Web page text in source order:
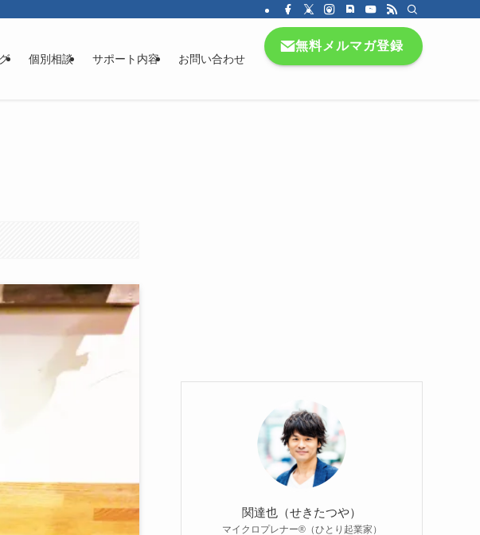
個別相談 サポート内容 お問い合わせ
無料メルマガ登録
関達也（せきたつや）
マイクロプレナー®（ひとり起業家）